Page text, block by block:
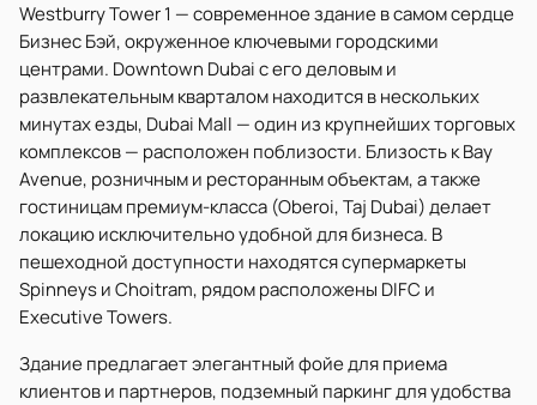
Westburry Tower 1 — современное здание в самом сердце
Бизнес Бэй, окруженное ключевыми городскими
центрами. Downtown Dubai с его деловым и
развлекательным кварталом находится в нескольких
минутах езды, Dubai Mall — один из крупнейших торговых
комплексов — расположен поблизости. Близость к Bay
Avenue, розничным и ресторанным объектам, а также
гостиницам премиум-класса (Oberoi, Taj Dubai) делает
локацию исключительно удобной для бизнеса. В
пешеходной доступности находятся супермаркеты
Spinneys и Choitram, рядом расположены DIFC и
Executive Towers.
Здание предлагает элегантный фойе для приема
клиентов и партнеров, подземный паркинг для удобства